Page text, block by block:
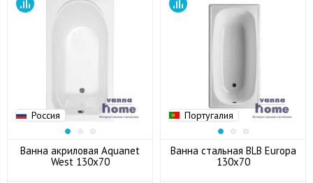
Россия
Ванна акриловая Aquanet
West 130x70
Португалия
Ванна стальная BLB Europa
130x70